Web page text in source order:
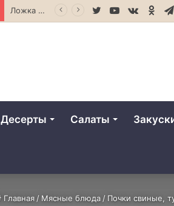
Ложка меда: секрет идеального томатного супа vk.com
YouTube
Twitter
Десерты Салаты
Главная / Мясные блюда / Почки свиные,